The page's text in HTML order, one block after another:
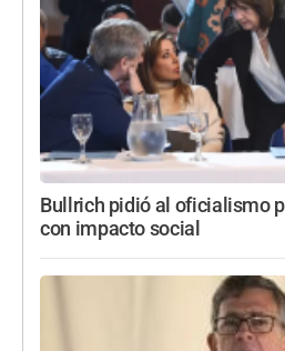
Bullrich pidió al oficialismo
con impacto social